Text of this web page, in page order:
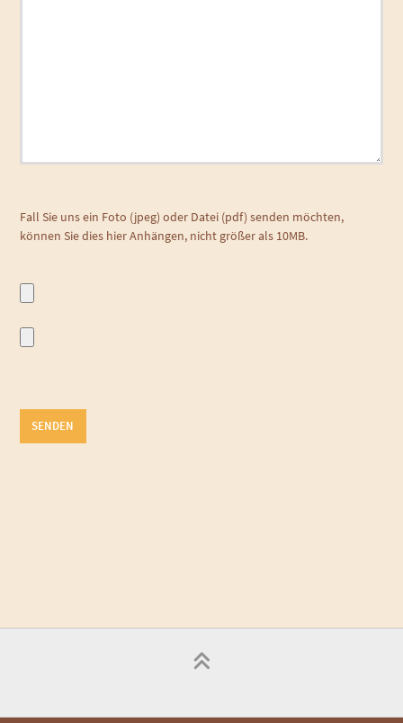
Fall Sie uns ein Foto (jpeg) oder Datei (pdf) senden möchten,
können Sie dies hier Anhängen, nicht größer als 10MB.